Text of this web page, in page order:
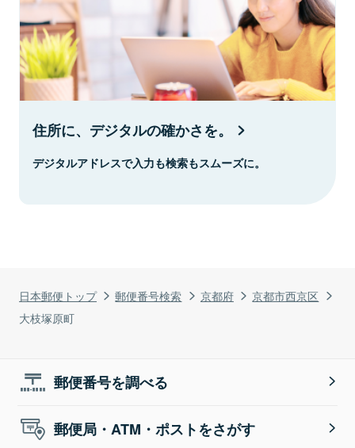
日本郵便トップ 郵便番号検索 京都府
京都市西京区
大枝塚原町
住所に、デジタルの確かさを。
デジタルアドレスで入力も検索もスムーズに。
郵便番号を調べる
郵便局・ATM・ポストをさがす